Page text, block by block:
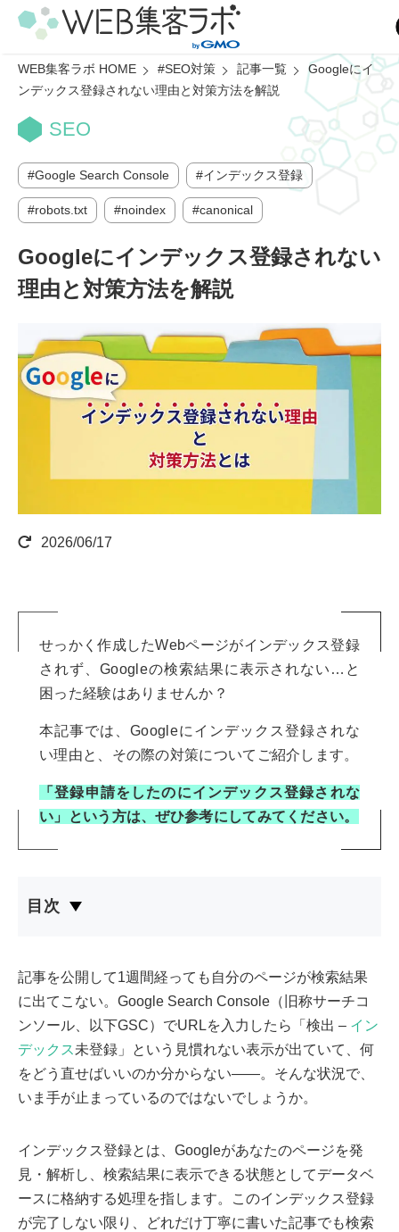
WEB集客ラボ HOME #SEO対策 記事一覧
Googleにイ
ンデックス登録されない理由と対策方法を解説
SEO
Google Search Console インデックス登録
robots.txt noindex canonical
Googleにインデックス登録されない
理由と対策方法を解説
2026/06/17
せっかく作成したWebページがインデックス登録
されず、Googleの検索結果に表示されない…と
困った経験はありませんか？
本記事では、Googleにインデックス登録されな
い理由と、その際の対策についてご紹介します。
「登録申請をしたのにインデックス登録されな
い」という方は、ぜひ参考にしてみてください。
目次
記事を公開して1週間経っても自分のページが検索結果
に出てこない。Google Search Console（旧称サーチコ
ンソール、以下GSC）でURLを入力したら「検出 – イン
デックス未登録」という見慣れない表示が出ていて、何
をどう直せばいいのか分からない——。そんな状況で、
いま手が止まっているのではないでしょうか。
インデックス登録とは、Googleがあなたのページを発
見・解析し、検索結果に表示できる状態としてデータベ
ースに格納する処理を指します。このインデックス登録
が完了しない限り、どれだけ丁寧に書いた記事でも検索